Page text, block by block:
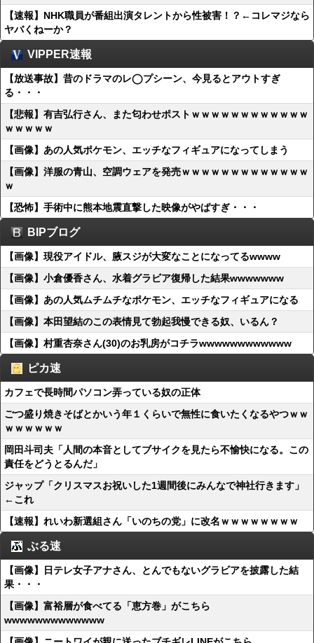
【速報】NHK職員が番組出演タレントから性被害！？←コレマジなら
ヤバくねーか？
VIPPER速報
【放送事故】昔のドラマのレ◯プシーン、今見るとアウトすぎ
る・・・
【悲報】有吉弘行さん、また匂わせポストｗｗｗｗｗｗｗｗｗｗｗｗ
ｗｗｗｗｗ
【画像】あの人気ポケモン、エッチなフィギュアになってしまう
【画像】洋服の青山、空調ウェアを発売ｗｗｗｗｗｗｗｗｗｗｗｗｗ
ｗ
【恐怖】手術中に熊本地震直撃した映像がやばすぎ・・・
BIPブログ
【画像】現役アイドル、腋スジが大変なことになってるwwww
【画像】小倉優香さん、水着グラビア復帰した結果wwwwwww
【画像】あの人気ムチムチなポケモン、エッチなフィギュアになる
【画像】本田望結のこの表情見て勃起我慢できる奴、いるん？
【画像】村重杏奈さん(30)のお乳房がコチラwwwwwwwwwwww
ピカ速
カフェで長時間パソコン弄っている奴の正体
ごつ盛り焼きそばとかいう年１くらいで無性に食いたくなるやつｗｗ
ｗｗｗｗｗｗ
岡田斗司夫「人間の本音としてブサイクを見たら不愉快になる。この
責任をどうとるんだ」
ジャップ「クリスマスお祝いした1週間後にみんなで神社行きます」
←これ
【速報】れいわ新選組さん「いのちの党」に改名ｗｗｗｗｗｗｗｗ
ぶる速
【画像】日テレ女子アナさん、とんでもないグラビアを披露した結
果・・・
【画像】富裕層が食べてる「恵方巻」がこちら
wwwwwwwwwwwww